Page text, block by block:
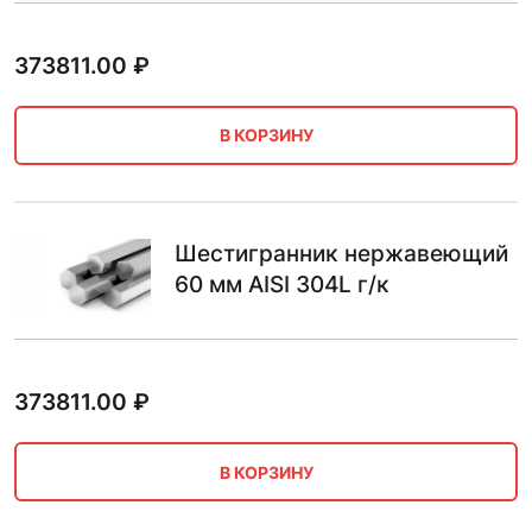
373811.00 ₽
В КОРЗИНУ
Шестигранник нержавеющий
60 мм AISI 304L г/к
373811.00 ₽
В КОРЗИНУ